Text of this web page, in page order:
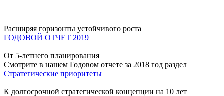
Расширяя горизонты устойчивого роста
ГОДОВОЙ ОТЧЕТ 2019
От 5-летнего планирования
Смотрите в нашем Годовом отчете за 2018 год раздел
Стратегические приоритеты
К долгосрочной стратегической концепции на 10 лет